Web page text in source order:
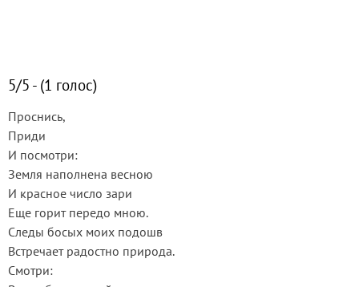
5/5 - (1 голос)
Проснись,
Приди
И посмотри:
Земля наполнена весною
И красное число зари
Еще горит передо мною.
Следы босых моих подошв
Встречает радостно природа.
Смотри: